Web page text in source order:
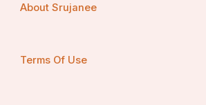
About Srujanee
Terms Of Use